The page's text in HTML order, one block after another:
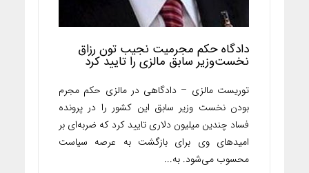
دادگاه حکم مجرمیت نجیب تون رزاق
نخست‌وزیر سابق مالزی را تایید کرد
توریست مالزی – دادگاهی در مالزی حکم مجرم
بودن نخست وزیر سابق این کشور را در پرونده
فساد چندین میلیون دلاری تایید کرد که ضربه‌ای بر
امیدهای وی برای بازگشت به عرصه سیاست
محسوب می‌شود. به...